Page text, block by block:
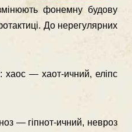
фонемну будову
До нерегулярних
хаос — хаот-ичний, еліпс
— гіпнот-ичний, невроз